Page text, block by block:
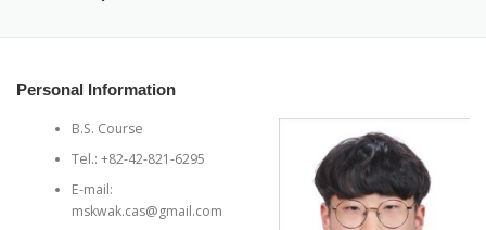
Personal Information
B.S. Course
Tel.: +82-42-821-6295
E-mail:
mskwak.cas@gmail.com